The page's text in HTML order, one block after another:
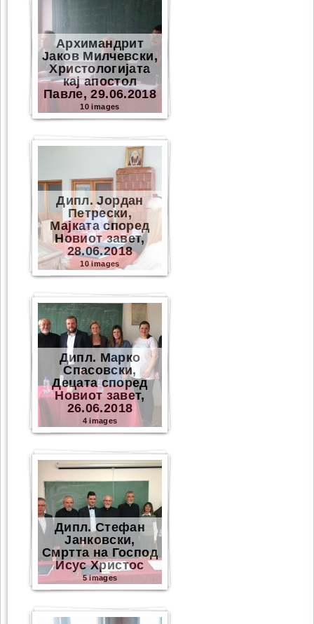
Архимандрит
Јаков Милчевски,
Христологијата
кај апостол
Павле, 29.06.2018
10 images
Дипл. Јордан
Петрески,
Мајката според
Новиот завет,
28.06.2018
10 images
Дипл. Марко
Спасовски,
Децата според
Новиот завет,
26.06.2018
4 images
Дипл. Стефан
Јанковски,
Смртта на Господ
Исус Христос
5 images